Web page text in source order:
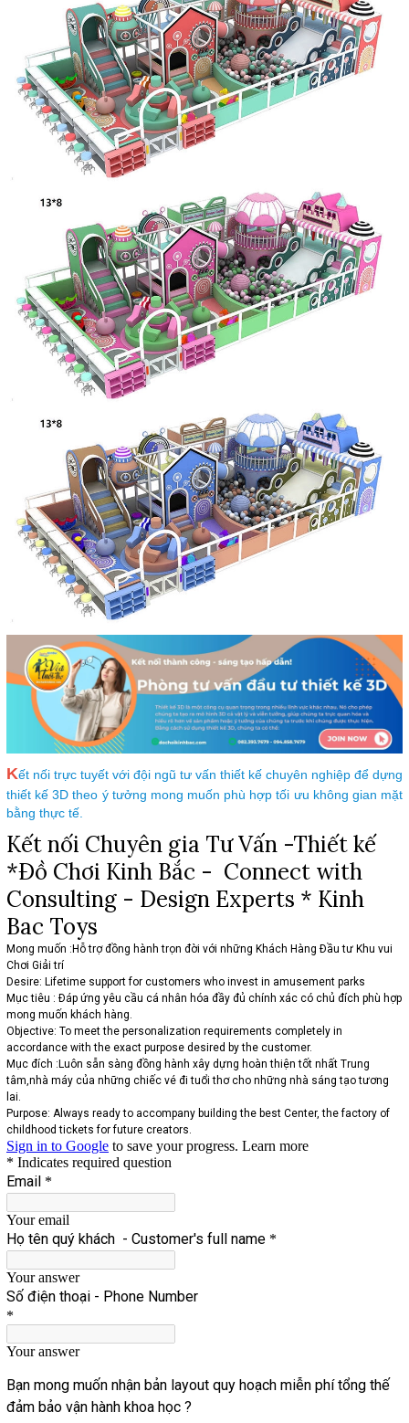
Kết nối trực tuyết với đội ngũ tư vấn thiết kế chuyên nghiệp để dựng
thiết kế 3D theo ý tưởng mong muốn phù hợp tối ưu không gian mặt
bằng thực tế.